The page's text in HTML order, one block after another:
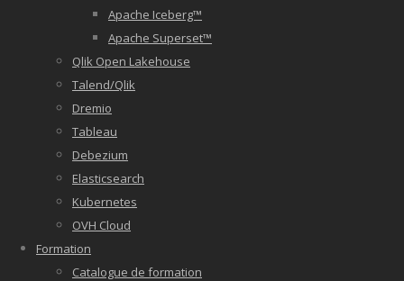
Apache Iceberg™
Apache Superset™
Qlik Open Lakehouse
Talend/Qlik
Dremio
Tableau
Debezium
Elasticsearch
Kubernetes
OVH Cloud
Formation
Catalogue de formation